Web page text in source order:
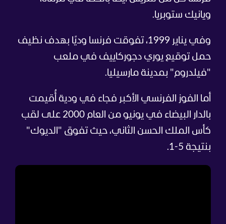
ويانيك ستوبريا.
وفي يناير 1999، تفوقت فرنسا وديًا بهدف نظيف
حمل توقيع يوري دجوركاييف في ملعب
"فيلدروم" بمدينة مارسيليا.
أما الفوز الفرنسي الأكبر فجاء في ودية أُقيمت
بالدار البيضاء في يونيو من العام 2000 على لقب
كأس الملك الحسن الثاني، حيث تفوق "الديوك"
بنتيجة 5-1.